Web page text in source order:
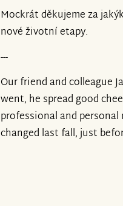
Mockrát děkujeme za
nové životní etapy.
---
Our friend and colleague
went, he spread good
professional and
changed last fall, just